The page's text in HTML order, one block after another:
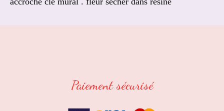
Paiement sécurisé